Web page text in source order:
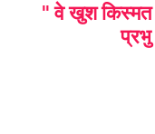
" वे खुश किस्मत